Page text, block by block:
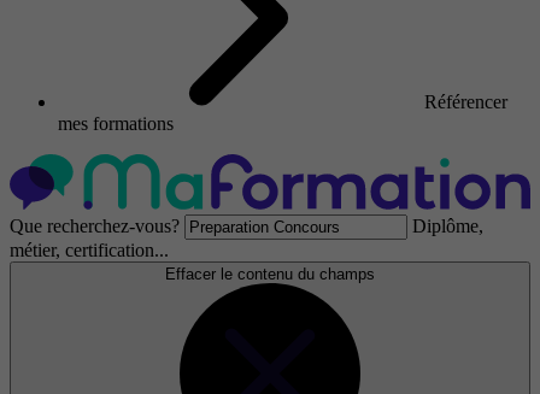
Référencer
mes formations
Que recherchez-vous?
Diplôme,
métier, certification...
Effacer le contenu du champs